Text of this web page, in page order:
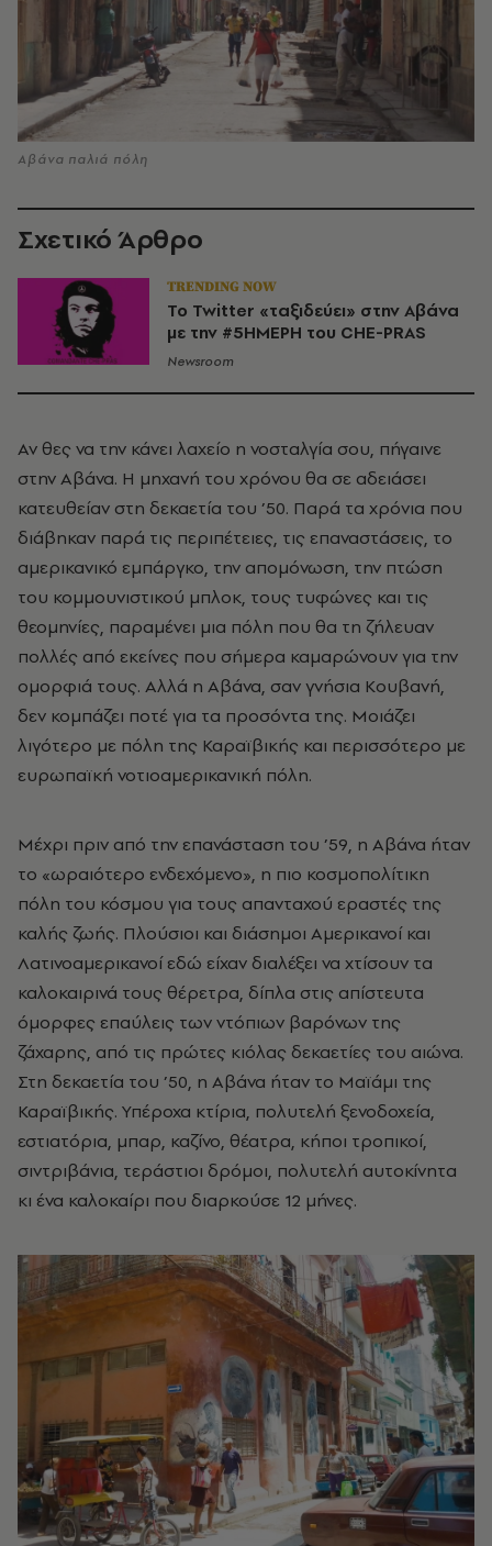
Αβάνα παλιά πόλη
Σχετικό Άρθρο
TRENDING NOW
To Twitter «ταξιδεύει» στην Αβάνα
με την #5ΗΜΕΡΗ του CHE-PRAS
Newsroom
Αν θες να την κάνει λαχείο η νοσταλγία σου, πήγαινε
στην Αβάνα. Η μηχανή του χρόνου θα σε αδειάσει
κατευθείαν στη δεκαετία του ’50. Παρά τα χρόνια που
διάβηκαν παρά τις περιπέτειες, τις επαναστάσεις, το
αμερικανικό εμπάργκο, την απομόνωση, την πτώση
του κομμουνιστικού μπλοκ, τους τυφώνες και τις
θεομηνίες, παραμένει μια πόλη που θα τη ζήλευαν
πολλές από εκείνες που σήμερα καμαρώνουν για την
ομορφιά τους. Αλλά η Αβάνα, σαν γνήσια Κουβανή,
δεν κομπάζει ποτέ για τα προσόντα της. Μοιάζει
λιγότερο με πόλη της Καραϊβικής και περισσότερο με
ευρωπαϊκή νοτιοαμερικανική πόλη.
Μέχρι πριν από την επανάσταση του ’59, η Αβάνα ήταν
το «ωραιότερο ενδεχόμενο», η πιο κοσμοπολίτικη
πόλη του κόσμου για τους απανταχού εραστές της
καλής ζωής. Πλούσιοι και διάσημοι Αμερικανοί και
Λατινοαμερικανοί εδώ είχαν διαλέξει να χτίσουν τα
καλοκαιρινά τους θέρετρα, δίπλα στις απίστευτα
όμορφες επαύλεις των ντόπιων βαρόνων της
ζάχαρης, από τις πρώτες κιόλας δεκαετίες του αιώνα.
Στη δεκαετία του ’50, η Αβάνα ήταν το Μαϊάμι της
Καραϊβικής. Υπέροχα κτίρια, πολυτελή ξενοδοχεία,
εστιατόρια, μπαρ, καζίνο, θέατρα, κήποι τροπικοί,
σιντριβάνια, τεράστιοι δρόμοι, πολυτελή αυτοκίνητα
κι ένα καλοκαίρι που διαρκούσε 12 μήνες.